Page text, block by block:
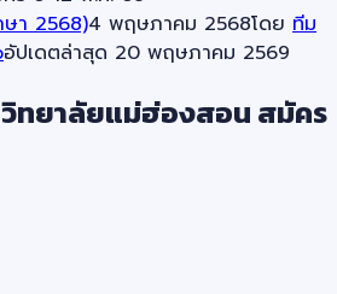
า 2568)4 พฤษภาคม 2568โดย ทีม
อัปเดตล่าสุด 20 พฤษภาคม 2569
วิทยาลัยแม่ฮ่องสอน สมัคร